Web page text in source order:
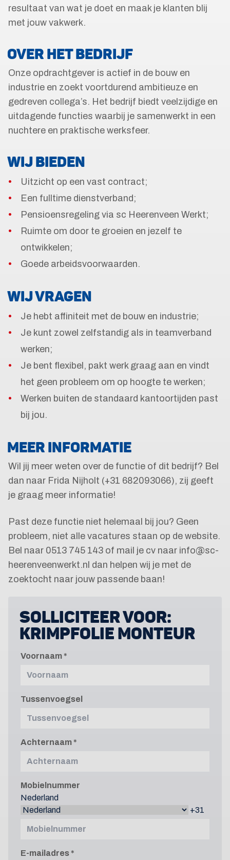
resultaat van wat je doet en maak je klanten blij
met jouw vakwerk.
OVER HET BEDRIJF
Onze opdrachtgever is actief in de bouw en
industrie en zoekt voortdurend ambitieuze en
gedreven collega’s. Het bedrijf biedt veelzijdige en
uitdagende functies waarbij je samenwerkt in een
nuchtere en praktische werksfeer.
WIJ BIEDEN
Uitzicht op een vast contract;
Een fulltime dienstverband;
Pensioensregeling via sc Heerenveen Werkt;
Ruimte om door te groeien en jezelf te
ontwikkelen;
Goede arbeidsvoorwaarden.
WIJ VRAGEN
Je hebt affiniteit met de bouw en industrie;
Je kunt zowel zelfstandig als in teamverband
werken;
Je bent flexibel, pakt werk graag aan en vindt
het geen probleem om op hoogte te werken;
Werken buiten de standaard kantoortijden past
bij jou.
MEER INFORMATIE
Wil jij meer weten over de functie of dit bedrijf? Bel
dan naar Frida Nijholt (+31 682093066), zij geeft
je graag meer informatie!
Past deze functie niet helemaal bij jou? Geen
probleem, niet alle vacatures staan op de website.
Bel naar 0513 745 143 of mail je cv naar info@sc-
heerenveenwerkt.nl dan helpen wij je met de
zoektocht naar jouw passende baan!
SOLLICITEER VOOR:
KRIMPFOLIE MONTEUR
Voornaam
Tussenvoegsel
Achternaam
Mobielnummer
Nederland
+31
E-mailadres